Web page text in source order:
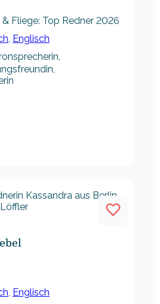
& Fliege: Top Redner 2026
, Englisch
, Englisch